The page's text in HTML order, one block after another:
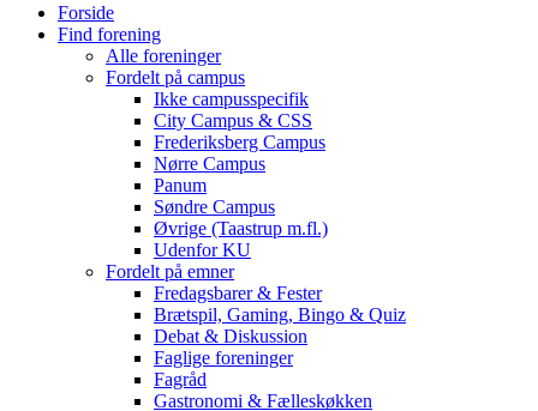
Forside
Find forening
Alle foreninger
Fordelt på campus
Ikke campusspecifik
City Campus & CSS
Frederiksberg Campus
Nørre Campus
Panum
Søndre Campus
Øvrige (Taastrup m.fl.)
Udenfor KU
Fordelt på emner
Fredagsbarer & Fester
Brætspil, Gaming, Bingo & Quiz
Debat & Diskussion
Faglige foreninger
Fagråd
Gastronomi & Fælleskøkken